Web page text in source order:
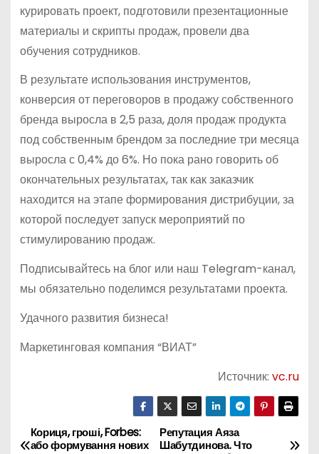
курировать проект, подготовили презентационные
материалы и скрипты продаж, провели два
обучения сотрудников.
В результате использования инструментов,
конверсия от переговоров в продажу собственного
бренда выросла в 2,5 раза, доля продаж продукта
под собственным брендом за последние три месяца
выросла с 0,4% до 6%. Но пока рано говорить об
окончательных результатах, так как заказчик
находится на этапе формирования дистрибуции, за
которой последует запуск мероприятий по
стимулированию продаж.
Подписывайтесь на блог или наш Telegram-канал,
мы обязательно поделимся результатами проекта.
Удачного развития бизнеса!
Маркетинговая компания “ВИАТ”
Источник:vc.ru
Н
Репутация Аяза
Шабутдинова. Что
Кориця, гроші, Forbes:
або формування нових